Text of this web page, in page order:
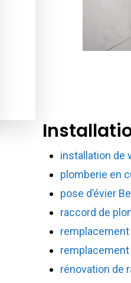
installation de
plomberie en
pose d’évier
raccord de
remplacement
rénovation de